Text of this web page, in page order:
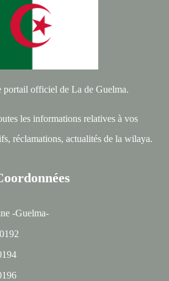
portail officiel de La de Guelma.
les informations relatives à vos
réclamations, actualités de la wilaya.
-Guelma-